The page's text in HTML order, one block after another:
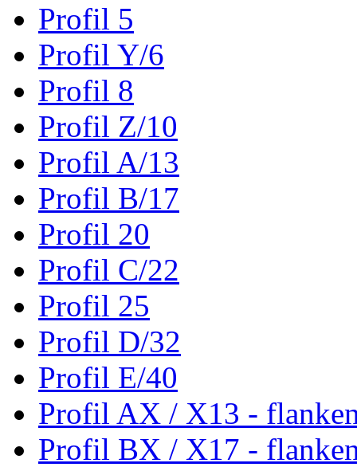
Profil 5
Profil Y/6
Profil 8
Profil Z/10
Profil A/13
Profil B/17
Profil 20
Profil C/22
Profil 25
Profil D/32
Profil E/40
Profil AX / X13 -
Profil BX / X17 -